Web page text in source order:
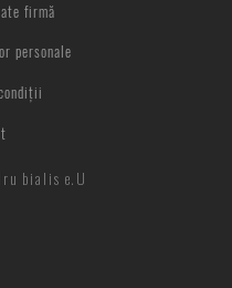
personale
firmă
bialis e.U